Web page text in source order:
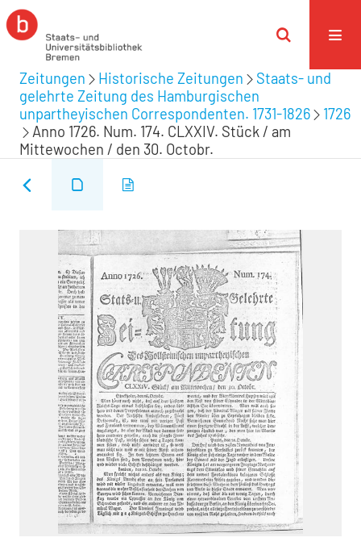
Zeitungen Historische Zeitungen
Staats- und
gelehrte Zeitung des Hamburgischen
unpartheyischen Correspondenten. 1731-1826
1726
Anno 1726. Num. 174. CLXXIV. Stück / am
Mittewochen / den 30. Octobr.